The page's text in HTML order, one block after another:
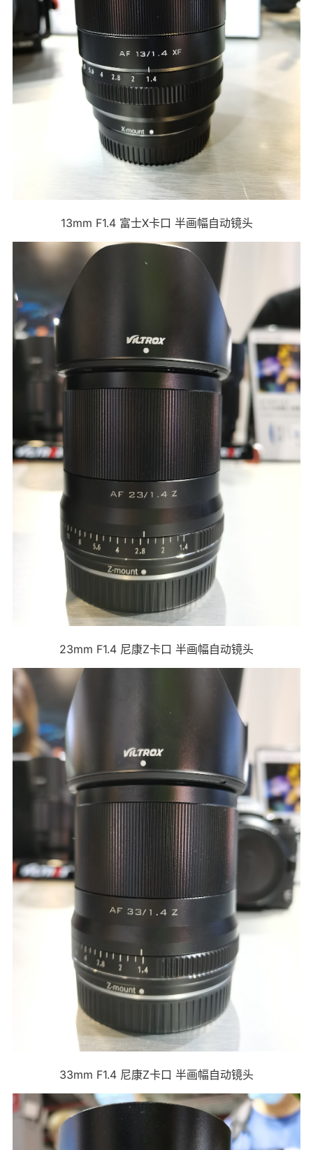
13mm F1.4 富士X卡口 半画幅自动镜头
23mm F1.4 尼康Z卡口 半画幅自动镜头
33mm F1.4 尼康Z卡口 半画幅自动镜头